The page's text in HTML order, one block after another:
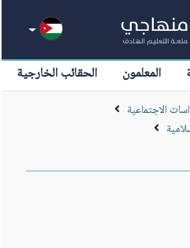
المعلمون الحقائب الخارجية
الاجتماعية